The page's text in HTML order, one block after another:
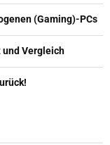
(Gaming)-PCs
und Vergleich